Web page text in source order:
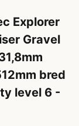
Explorer
Gravel
bred
level 6 -